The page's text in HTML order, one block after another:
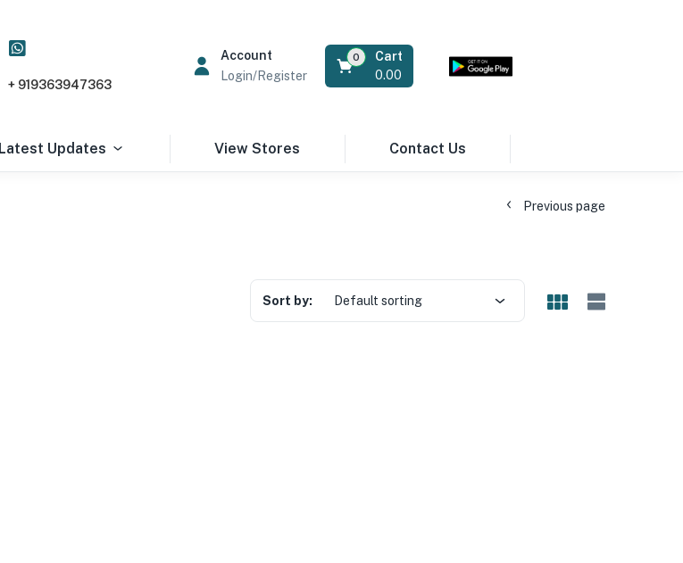
+ 919363947363
Account
Login/Register
Cart
0
0.00
Latest Updates View Stores Contact Us
Previous page
Sort by: Default sorting